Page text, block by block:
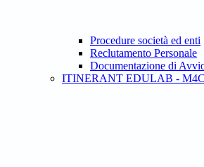
Procedure società ed enti
Reclutamento Personale
Documentazione di
ITINERANT EDULAB -